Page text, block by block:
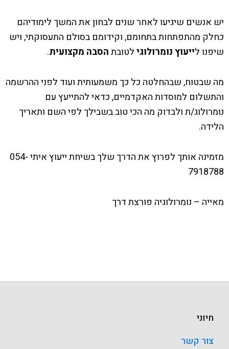
יש אנשים שיגיעו לאחר שנים לבחון את המשך לימודיהם
כחלק מהתפתחות בתחומם, וקידומם בסולם התעסוקתי, ויש
שיפנו לייעוץ נומרולוגילטובתהסבה מקצועית.
מה שבטוח, שבהחלטה כל כך משמעותית ועוד לפני ההרשמה
והתשלום למוסדות האקדמיים, כדאי להתייעץ עם
נומרולוג/ת ולבדוק מה הכי טוב בשבילך לפי השם ותאריך
הלידה.
מזמינה אותך לפרוץ את הדרך שלך בשיחת ייעוץ איתי 054-
7918788
מאייה – נומרולוגיה פורצת דרך
חיוני
צור קשר